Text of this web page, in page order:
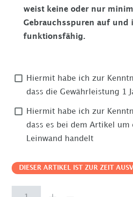
weist keine oder nur
Gebrauchsspuren auf und
funktionsfähig.
Hiermit habe ich zur
dass die Gewährleistung 1
Hiermit habe ich zur
dass es bei dem Artikel um
Leinwand handelt
DIESER ARTIKEL IST ZUR ZEIT